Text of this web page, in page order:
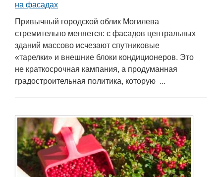
на фасадах
Привычный городской облик Могилева
стремительно меняется: с фасадов центральных
зданий массово исчезают спутниковые
«тарелки» и внешние блоки кондиционеров. Это
не краткосрочная кампания, а продуманная
градостроительная политика, которую ...